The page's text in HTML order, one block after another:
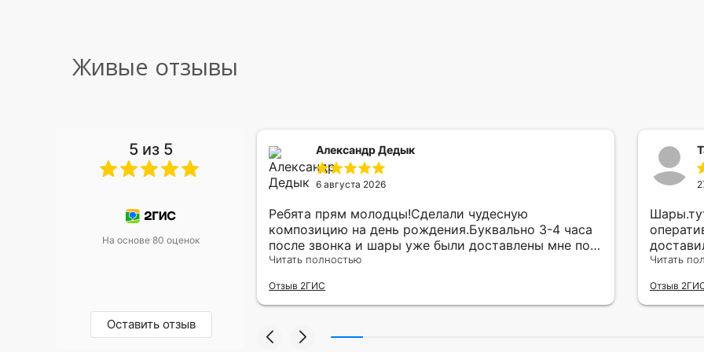
Живые отзывы
5 из 5
На основе 80 оценок
Оставить отзыв
уже два раза, отличная
Александр Дедык
6 августа 2026
Ребята прям молодцы!Сделали чудесную
композицию на день рождения.Буквально 3-4 часа
после звонка и шары уже были доставлены мне по
адресу.Качество исполнения и упаковки на 5.Жена
Читать полностью
Отзыв 2ГИС
другу в
Читать
Отзыв